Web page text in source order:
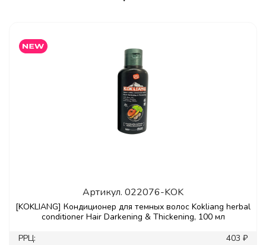
Артикул. 022076-KOK
[KOKLIANG] Кондиционер для темных волос Kokliang herbal
conditioner Hair Darkening & Thickening, 100 мл
РРЦ:
403 ₽